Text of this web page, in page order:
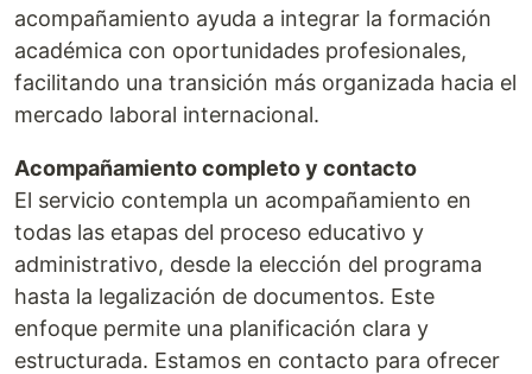
acompañamiento ayuda a integrar la formación
académica con oportunidades profesionales,
facilitando una transición más organizada hacia el
mercado laboral internacional.
Acompañamiento completo y contacto
El servicio contempla un acompañamiento en
todas las etapas del proceso educativo y
administrativo, desde la elección del programa
hasta la legalización de documentos. Este
enfoque permite una planificación clara y
estructurada. Estamos en contacto para ofrecer